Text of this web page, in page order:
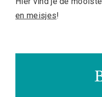
en meisjes!